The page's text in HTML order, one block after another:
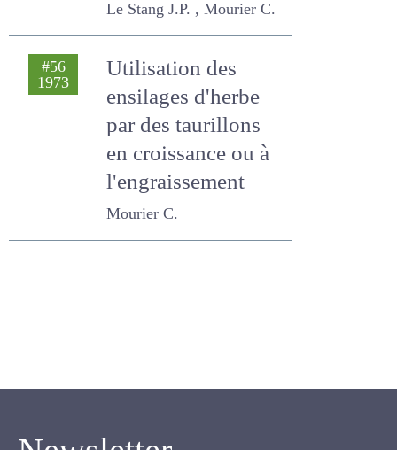
Le Stang J.P. , Mourier C.
#56
1973
Utilisation des
ensilages d'herbe
par des taurillons
en croissance ou à
l'engraissement
Mourier C.
Newsletter